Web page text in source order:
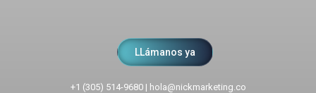
LLámanos ya
+1 (305) 514-9680| hola@nickmarketing.co